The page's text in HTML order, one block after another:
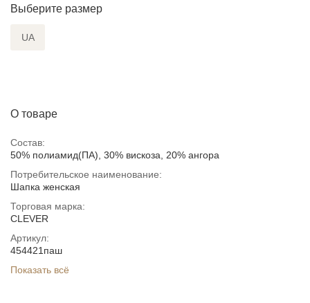
Выберите размер
UA
О товаре
Состав:
50% полиамид(ПА), 30% вискоза, 20% ангора
Потребительское наименование:
Шапка женская
Торговая марка:
CLEVER
Артикул:
454421паш
Показать всё